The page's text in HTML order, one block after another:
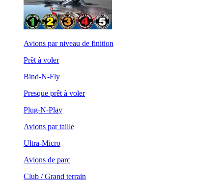
Avions par niveau de finition
Prêt à voler
Bind-N-Fly
Presque prêt à voler
Plug-N-Play
Avions par taille
Ultra-Micro
Avions de parc
Club / Grand terrain